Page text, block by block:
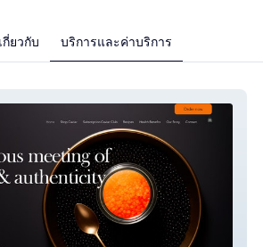
เกี่ยวกับ บริการและค่าบริการ